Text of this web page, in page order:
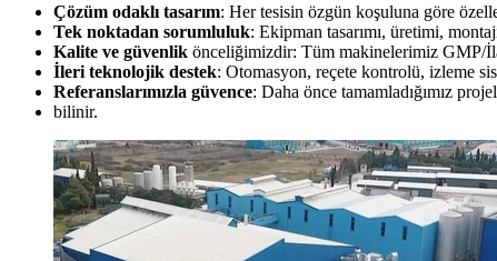
Çözüm odaklı tasarım: Her tesisin özgün koşuluna göre
Tek noktadan sorumluluk: Ekipman tasarımı, üretimi,
Kalite ve güvenlik önceliğimizdir: Tüm makinelerimiz GMP/
İleri teknolojik destek: Otomasyon, reçete kontrolü, izleme
Referanslarımızla güvence: Daha önce tamamladığımız
bilinir.